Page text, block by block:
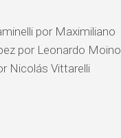
por Maximiliano
por Leonardo Moino
Nicolás Vittarelli